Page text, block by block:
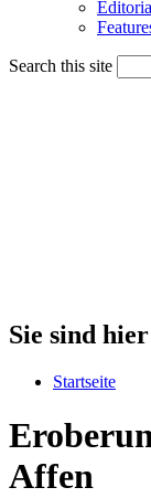
Search this site
Sie sind hier
Startseite
Affen